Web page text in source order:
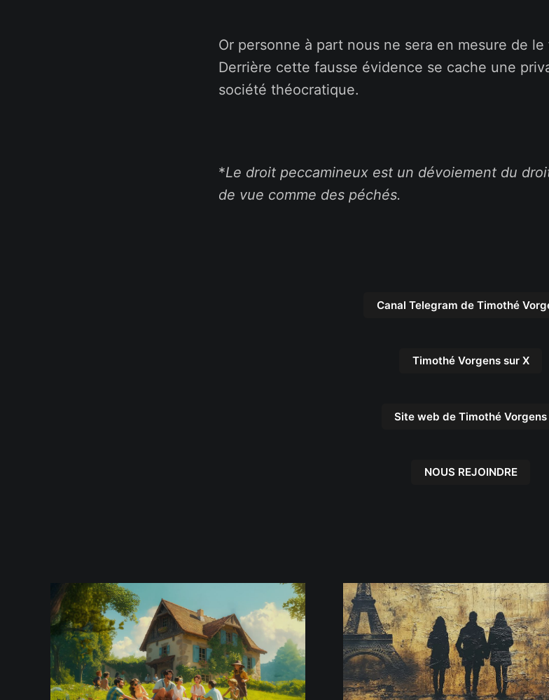
Or personne à part nous ne sera en mesure de le
Derrière cette fausse évidence se cache une
société théocratique.
*Le droit peccamineux est un dévoiement du
de vue comme des péchés.
Canal Telegram de Timothé
Timothé Vorgens sur X
Site web de Timothé Vorgens
NOUS REJOINDRE